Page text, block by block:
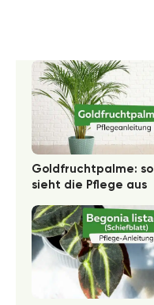
Goldfruchtpalme: so
sieht die Pflege aus